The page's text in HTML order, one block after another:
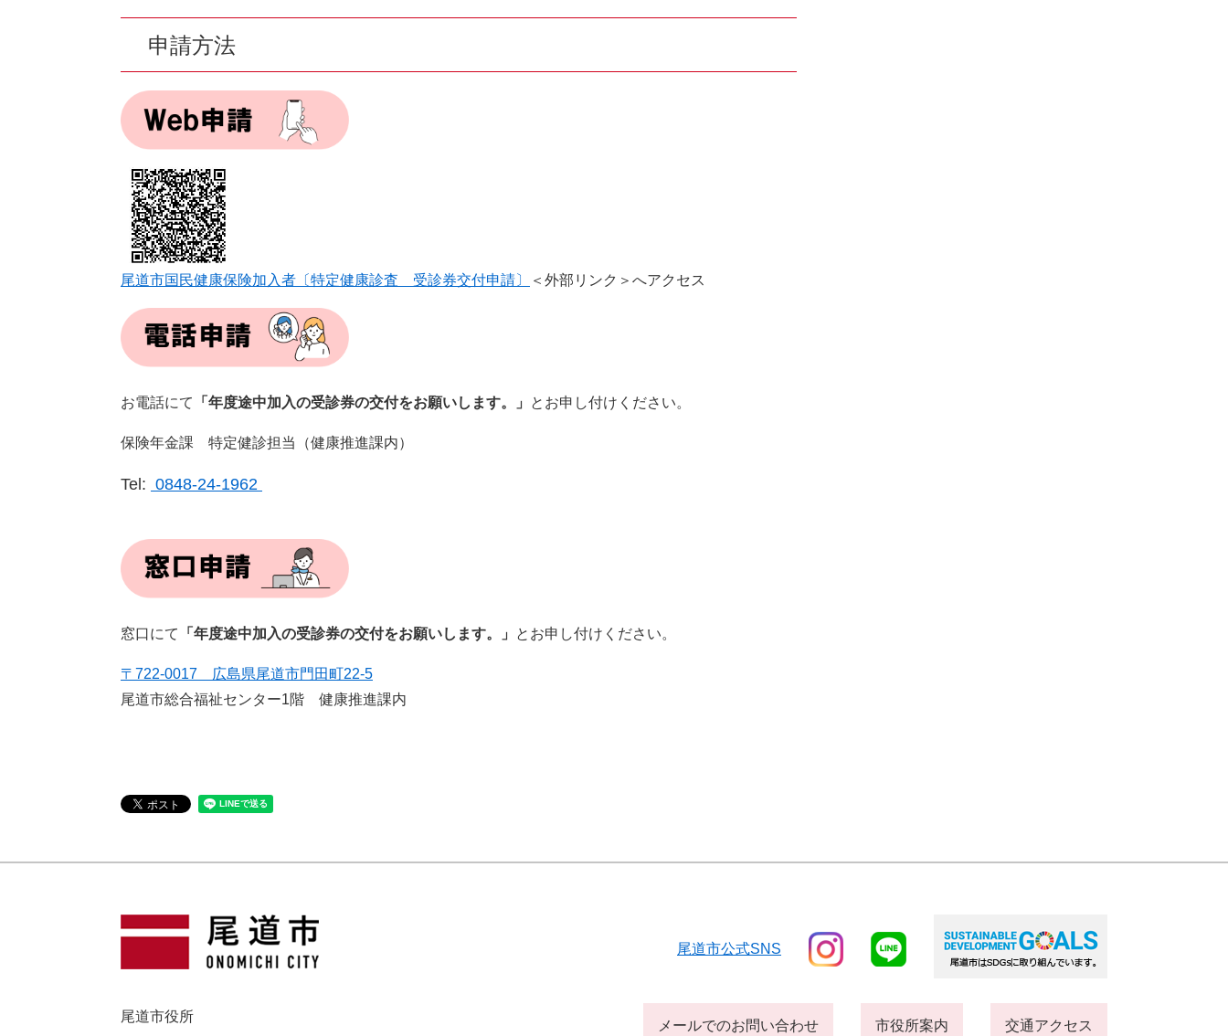
申請方法
尾道市国民健康保険加入者〔特定健康診査 受診券交付申請〕 ＜外部リンク＞ へアクセス​
お電話にて 「年度途中加入の受診券の交付をお願いします。」 とお申し付けください。
保険年金課 特定健診担当（健康推進課内）​
Tel: 0848-24-1962
窓口にて 「年度途中加入の受診券の交付をお願いします。」 とお申し付けください。
〒722-0017 広島県尾道市門田町22-5
尾道市総合福祉センター1階 健康推進課内
尾道市役所
尾道市公式SNS
メールでのお問い合わせ 市役所案内 交通アクセス